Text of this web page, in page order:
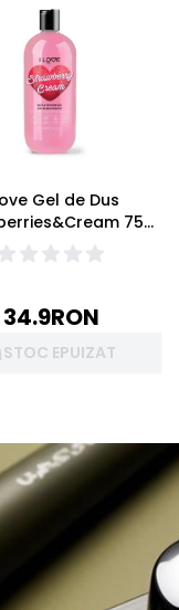
Gel de Dus
750
ml
34.9RON
STOC EPUIZAT